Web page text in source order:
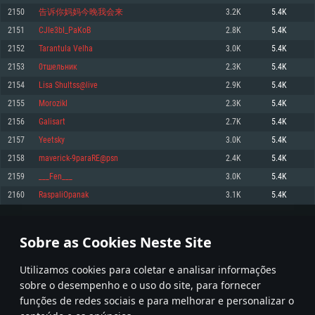
Sobre as Cookies Neste Site
Utilizamos cookies para coletar e analisar informações
sobre o desempenho e o uso do site, para fornecer
funções de redes sociais e para melhorar e personalizar o
Memória: 4GB
Placa Gráfica: Placa com DirectX 11: AMD Radeon 77XX / NVIDIA GeForce
GTX 660. Resolução mínima suportada: 720p
Network: Internet de banda larga.
Disco: 23,1 GB
Recomendado
superior, Radeon RX 570 ou superior
Disco: 75,9 GB
Memória: 6 GB
Placa Gráfica: Intel Iris Pro 5200 (Mac), equivalentes AMD/Nvidia para Mac.
Resolução mínima suportada: 720p com suporte Metal.
Network: Internet de banda larga.
Disco: 21,5 GB
Recomendado
Network: Internet de banda larga.
Memória: 4 GB
Placa Gráfica: NVIDIA 660 com os drivers mais recentes (não mais de 6
meses) / equivalentes AMD com os drivers mais recentes com suporte
Vulkan (não mais de 6 meses); Resolução mínima suportada: 720p.
Network: Internet de banda larga.
Disco: 21,5 GB
Recomendado
Sistema Operativo: Ubuntu 20.04 64bit
Processador: Intel Core i7
Memória: 16 GB
Placa Gráfica: NVIDIA 1060 com os drivers mais recentes (não mais de 6
meses) / equivalentes AMD (Radeon RX 570) com os drivers mais recentes
Network: Internet de banda larga.
2150 告诉你妈妈今晚我会来 3.2K 5.4K
2151 CJIe3bI_PaKoB 2.8K 5.4K
2152 Tarantula Velha 3.0K 5.4K
2153 0тшельник 2.3K 5.4K
2154 Lisa Shultss@live 2.9K 5.4K
2155 MorozikI 2.3K 5.4K
2156 Galisart 2.7K 5.4K
2157 Yeetsky 3.0K 5.4K
2158 maverick-9paraRE@psn 2.4K 5.4K
2159 ___Fen___ 3.0K 5.4K
2160 RaspaliOpanak 3.1K 5.4K